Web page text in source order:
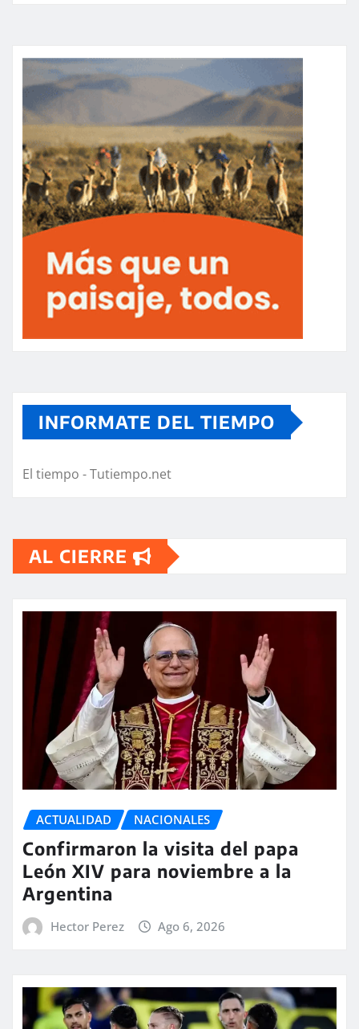
INFORMATE DEL TIEMPO
El tiempo - Tutiempo.net
AL CIERRE
ACTUALIDAD NACIONALES
Confirmaron la visita del papa
León XIV para noviembre a la
Argentina
Hector Perez Ago 6, 2026